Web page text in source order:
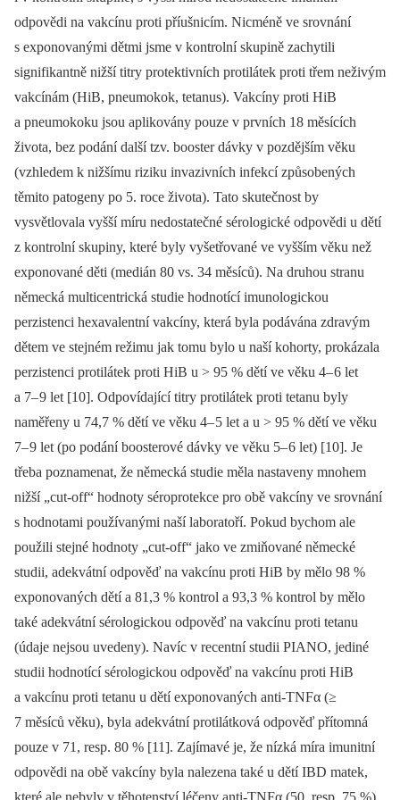
odpovědi na vakcínu proti příušnicím. Nicméně ve srovnání
s exponovanými dětmi jsme v kontrolní skupině zachytili
signifikantně nižší titry protektivních protilátek proti třem neživým
vakcínám (HiB, pneumokok, tetanus). Vakcíny proti HiB
a pneumokoku jsou aplikovány pouze v prvních 18 měsících
života, bez podání další tzv. booster dávky v pozdějším věku
(vzhledem k nižšímu riziku invazivních infekcí způsobených
těmito patogeny po 5. roce života). Tato skutečnost by
vysvětlovala vyšší míru nedostatečné sérologické odpovědi u dětí
z kontrolní skupiny, které byly vyšetřované ve vyšším věku než
exponované děti (medián 80 vs. 34 měsíců). Na druhou stranu
německá multicentrická studie hodnotící imunologickou
perzistenci hexavalentní vakcíny, která byla podávána zdravým
dětem ve stejném režimu jak tomu bylo u naší kohorty, prokázala
perzistenci protilátek proti HiB u > 95 % dětí ve věku 4–6 let
a 7–9 let [10]. Odpovídající titry protilátek proti tetanu byly
naměřeny u 74,7 % dětí ve věku 4–5 let a u > 95 % dětí ve věku
7–9 let (po podání boosterové dávky ve věku 5–6 let) [10]. Je
třeba poznamenat, že německá studie měla nastaveny mnohem
nižší „cut-of­f“ hodnoty séroprotekce pro obě vakcíny ve srovnání
s hodnotami používanými naší laboratoří. Pokud bychom ale
použili stejné hodnoty „cut-of­f“ jako ve zmiňované německé
studii, adekvátní odpověď na vakcínu proti HiB by mělo 98 %
exponovaných dětí a 81,3 % kontrol a 93,3 % kontrol by mělo
také adekvátní sérologickou odpověď na vakcínu proti tetanu
(údaje nejsou uvedeny). Navíc v recentní studii PIANO, jediné
studii hodnotící sérologickou odpověď na vakcínu proti HiB
a vakcínu proti tetanu u dětí exponovaných anti-TNFα (≥
7 měsíců věku), byla adekvátní protilátková odpověď přítomná
pouze v 71, resp. 80 % [11]. Zajímavé je, že nízká míra imunitní
odpovědi na obě vakcíny byla nalezena také u dětí IBD matek,
které ale nebyly v těhotenství léčeny anti-TNFα (50, resp. 75 %).